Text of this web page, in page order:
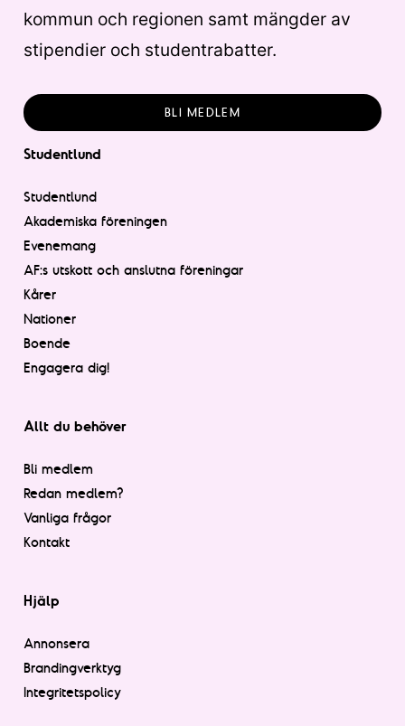
kommun och regionen samt mängder av
stipendier och studentrabatter.
BLI MEDLEM
Studentlund
Studentlund
Akademiska föreningen
Evenemang
AF:s utskott och anslutna föreningar
Kårer
Nationer
Boende
Engagera dig!
Allt du behöver
Bli medlem
Redan medlem?
Vanliga frågor
Kontakt
Hjälp
Annonsera
Brandingverktyg
Integritetspolicy